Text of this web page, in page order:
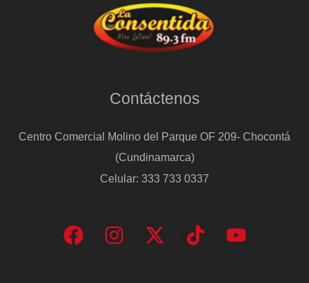
Contáctenos
Centro Comercial Molino del Parque OF 209- Chocontá
(Cundinamarca)
Celular: 333 733 0337